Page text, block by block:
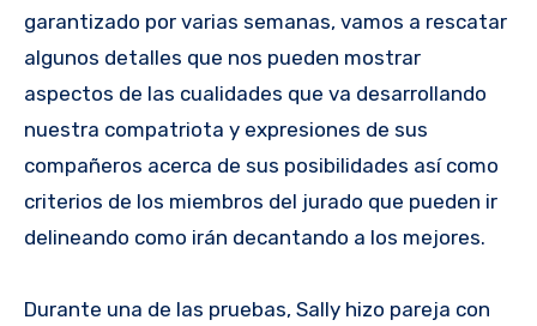
garantizado por varias semanas, vamos a rescatar
algunos detalles que nos pueden mostrar
aspectos de las cualidades que va desarrollando
nuestra compatriota y expresiones de sus
compañeros acerca de sus posibilidades así como
criterios de los miembros del jurado que pueden ir
delineando como irán decantando a los mejores.
Durante una de las pruebas, Sally hizo pareja con